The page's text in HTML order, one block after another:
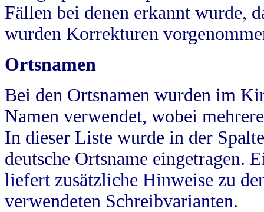
Fällen bei denen erkannt wurde,
wurden Korrekturen
Ortsnamen
Bei den Ortsnamen wurden im
Namen verwendet, wobei
In dieser Liste wurde in der
deutsche Ortsname eingetragen.
liefert zusätzliche Hinweise zu
verwendeten Schreibvarianten.